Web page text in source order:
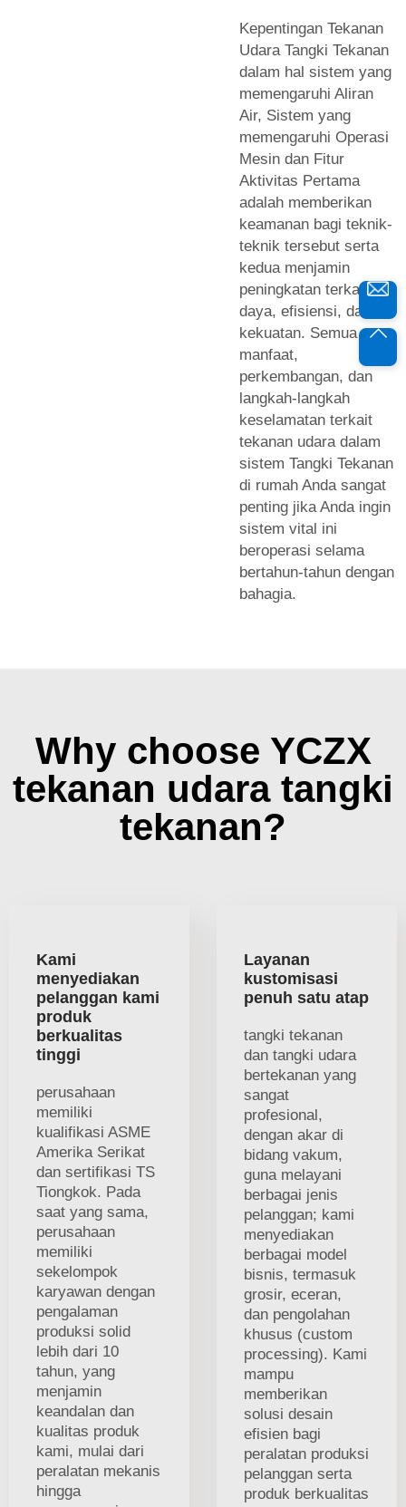
Kepentingan Tekanan
Udara Tangki Tekanan
dalam hal sistem yang
memengaruhi Aliran
Air, Sistem yang
memengaruhi Operasi
Mesin dan Fitur
Aktivitas Pertama
adalah memberikan
keamanan bagi teknik-
teknik tersebut serta
kedua menjamin
peningkatan terkait
daya, efisiensi, dan
kekuatan. Semua
manfaat,
perkembangan, dan
langkah-langkah
keselamatan terkait
tekanan udara dalam
sistem Tangki Tekanan
di rumah Anda sangat
penting jika Anda ingin
sistem vital ini
beroperasi selama
bertahun-tahun dengan
bahagia.
Why choose YCZX
tekanan udara tangki
tekanan?
Kami
menyediakan
pelanggan kami
produk
berkualitas
tinggi
perusahaan
memiliki
kualifikasi ASME
Amerika Serikat
dan sertifikasi TS
Tiongkok. Pada
saat yang sama,
perusahaan
memiliki
sekelompok
karyawan dengan
pengalaman
produksi solid
lebih dari 10
tahun, yang
menjamin
keandalan dan
kualitas produk
kami, mulai dari
peralatan mekanis
hingga
Layanan
kustomisasi
penuh satu atap
tangki tekanan
dan tangki udara
bertekanan yang
sangat
profesional,
dengan akar di
bidang vakum,
guna melayani
berbagai jenis
pelanggan; kami
menyediakan
berbagai model
bisnis, termasuk
grosir, eceran,
dan pengolahan
khusus (custom
processing). Kami
mampu
memberikan
solusi desain
efisien bagi
peralatan produksi
pelanggan serta
produk berkualitas